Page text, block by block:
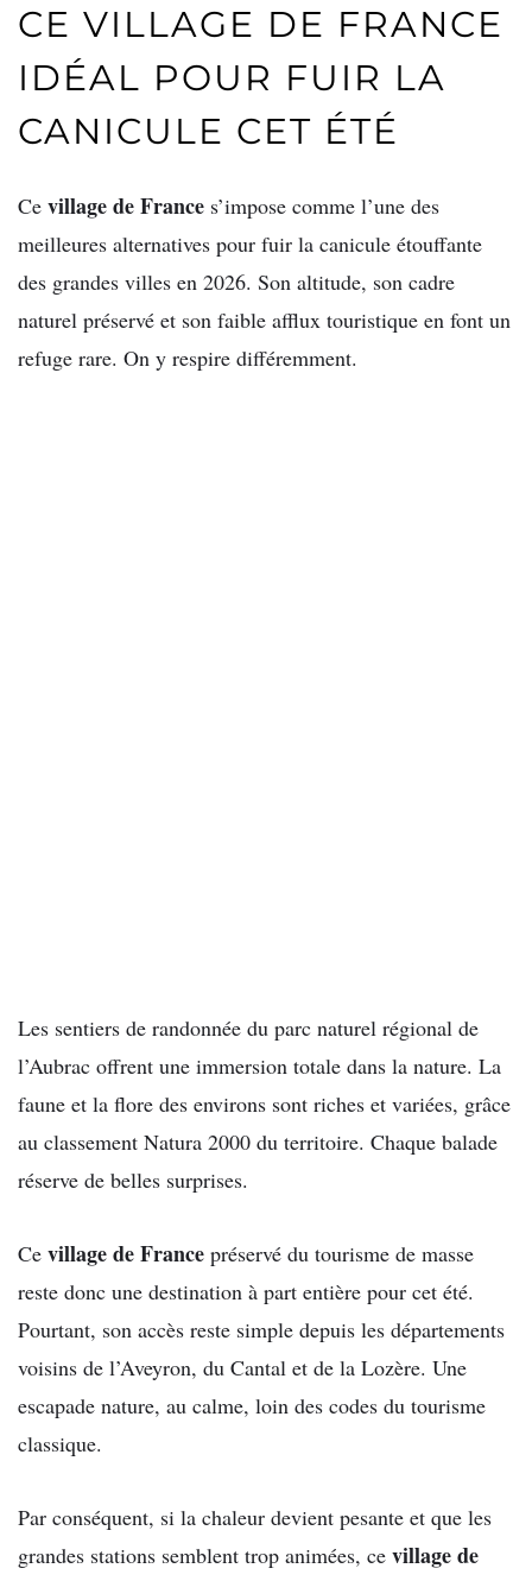
CE VILLAGE DE FRANCE
IDÉAL POUR FUIR LA
CANICULE CET ÉTÉ
Ce village de France s’impose comme l’une des
meilleures alternatives pour fuir la canicule étouffante
des grandes villes en 2026. Son altitude, son cadre
naturel préservé et son faible afflux touristique en font un
refuge rare. On y respire différemment.
Les sentiers de randonnée du parc naturel régional de
l’Aubrac offrent une immersion totale dans la nature. La
faune et la flore des environs sont riches et variées, grâce
au classement Natura 2000 du territoire. Chaque balade
réserve de belles surprises.
Ce village de France préservé du tourisme de masse
reste donc une destination à part entière pour cet été.
Pourtant, son accès reste simple depuis les départements
voisins de l’Aveyron, du Cantal et de la Lozère. Une
escapade nature, au calme, loin des codes du tourisme
classique.
Par conséquent, si la chaleur devient pesante et que les
grandes stations semblent trop animées, ce village de